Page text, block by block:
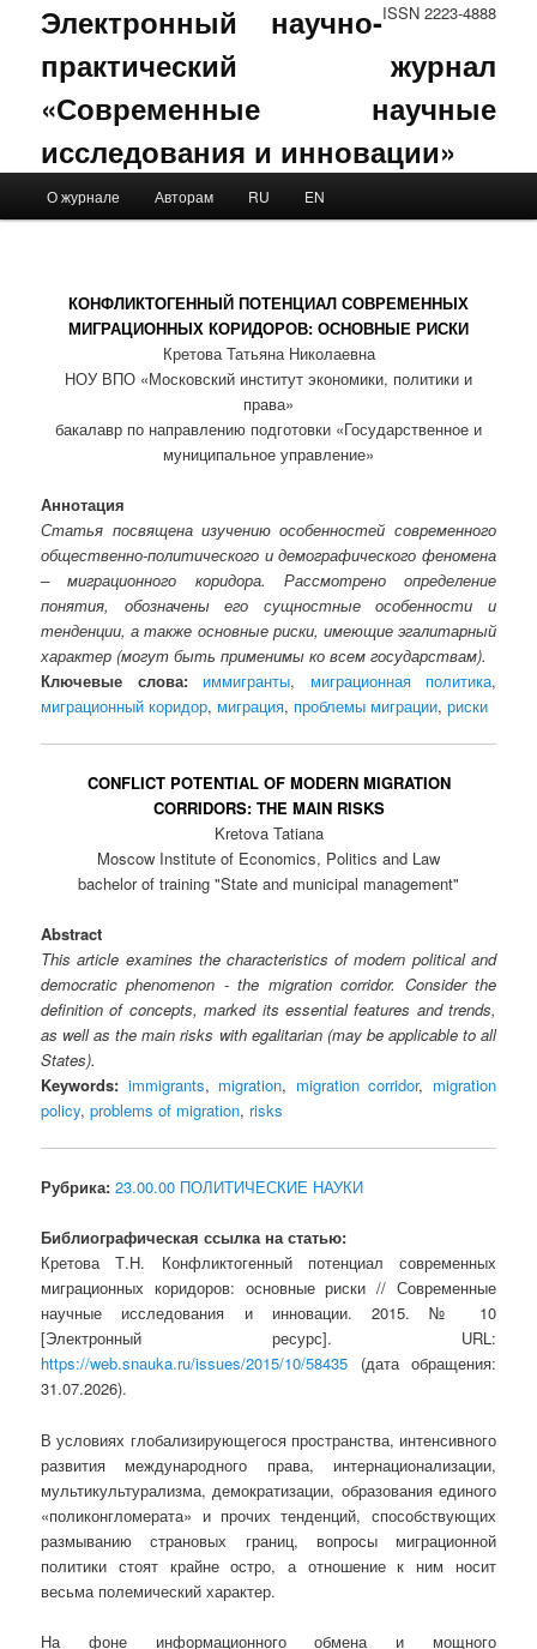
ISSN 2223-4888
Электронный научно-
практический журнал
«Современные научные
исследования и инновации»
Skip to primary content
Skip to secondary content
О журнале Авторам RU EN
КОНФЛИКТОГЕННЫЙ ПОТЕНЦИАЛ СОВРЕМЕННЫХ
МИГРАЦИОННЫХ КОРИДОРОВ: ОСНОВНЫЕ РИСКИ
Кретова Татьяна Николаевна
НОУ ВПО «Московский институт экономики, политики и
права»
бакалавр по направлению подготовки «Государственное и
муниципальное управление»
Аннотация
Статья посвящена изучению особенностей современного
общественно-политического и демографического феномена
– миграционного коридора. Рассмотрено определение
понятия, обозначены его сущностные особенности и
тенденции, а также основные риски, имеющие эгалитарный
характер (могут быть применимы ко всем государствам).
Ключевые слова:
иммигранты, миграционная политика,
миграционный коридор, миграция, проблемы миграции,риски
CONFLICT POTENTIAL OF MODERN MIGRATION
CORRIDORS: THE MAIN RISKS
Kretova Tatiana
Moscow Institute of Economics, Politics and Law
bachelor of training "State and municipal management"
Abstract
This article examines the characteristics of modern political and
democratic phenomenon - the migration corridor. Consider the
definition of concepts, marked its essential features and trends,
as well as the main risks with egalitarian (may be applicable to all
States).
Keywords: immigrants, migration, migration corridor, migration
policy,problems of migration, risks
Рубрика: 23.00.00 ПОЛИТИЧЕСКИЕ НАУКИ
Библиографическая ссылка на статью:
Кретова Т.Н. Конфликтогенный потенциал современных
миграционных коридоров: основные риски // Современные
научные исследования и инновации. 2015. № 10
[Электронный ресурс]. URL:
https://web.snauka.ru/issues/2015/10/58435 (дата обращения:
31.07.2026).
В условиях глобализирующегося пространства, интенсивного
развития международного права, интернационализации,
мультикультурализма, демократизации, образования единого
«поликонгломерата» и прочих тенденций, способствующих
размыванию страновых границ, вопросы миграционной
политики стоят крайне остро, а отношение к ним носит
весьма полемический характер.
На фоне информационного обмена и мощного